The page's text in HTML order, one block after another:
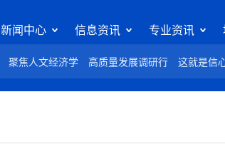
新闻中心 信息资讯 专业资讯
聚焦人文经济学 高质量发展调研行 这就是信